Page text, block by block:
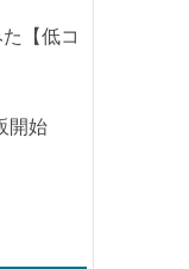
【低コ
開始